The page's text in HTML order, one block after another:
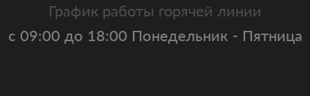
График работы горячей линии
с 09:00 до 18:00 Понедельник - Пятница